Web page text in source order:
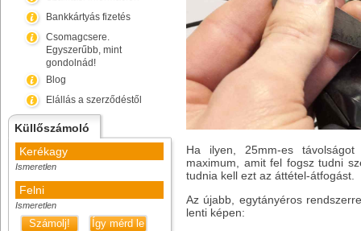
Bankkártyás fizetés
Csomagcsere.
Egyszerűbb, mint
gondolnád!
Blog
Elállás a szerződéstől
Küllőszámoló
Kerékagy
Ismeretlen
Felni
Ismeretlen
Számolj! Így mérd le
Ha ilyen, 25mm-es
maximum, amit fel fogsz tudni
tudnia kell ezt az áttétel-átfogást.
Az újabb, egytányéros
lenti képen: